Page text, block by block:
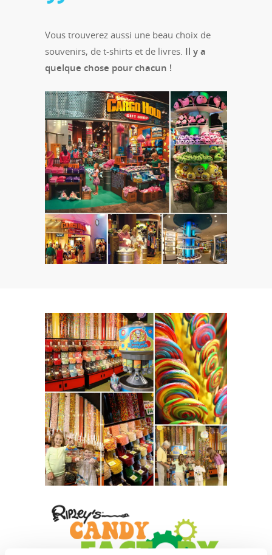
Vous trouverez aussi une beau choix de
souvenirs, de t-shirts et de livres. Il y a
quelque chose pour chacun !